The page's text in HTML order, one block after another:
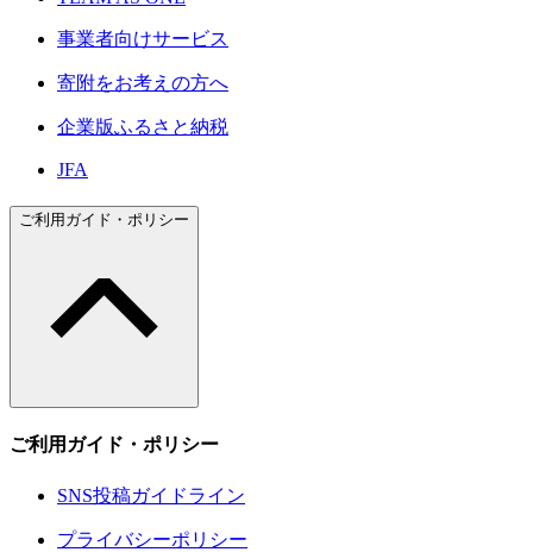
事業者向けサービス
寄附をお考えの方へ
企業版ふるさと納税
JFA
ご利用ガイド・ポリシー
ご利用ガイド・ポリシー
SNS投稿ガイドライン
プライバシーポリシー